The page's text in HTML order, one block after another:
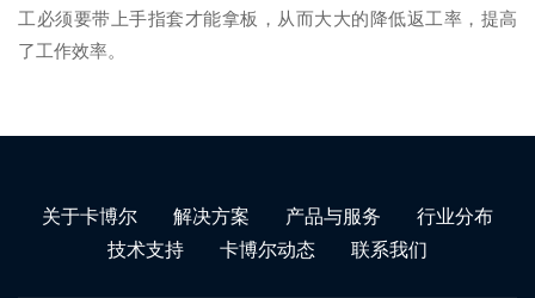
工必须要带上手指套才能拿板，从而大大的降低返工率，提高
了工作效率。
关于卡博尔 解决方案 产品与服务
行业分布
技术支持
卡博尔动态 联系我们